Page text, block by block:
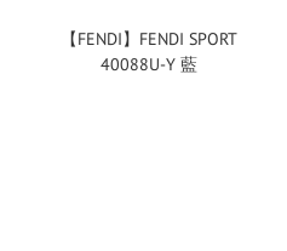
【FENDI】FENDI SPORT
40088U-Y 藍